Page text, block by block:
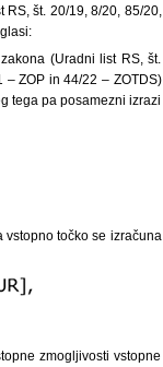
št. 20/19, 8/20, 85/20,
(Uradni list RS, št.
ZOP in 44/22 – ZOTDS)
tega pa posamezni izrazi
točko se izračuna
zmogljivosti vstopne